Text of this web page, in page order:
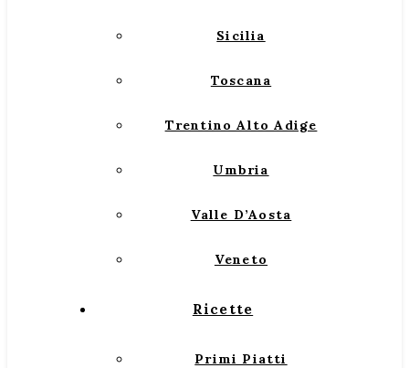
Sicilia
Toscana
Trentino Alto Adige
Umbria
Valle D’Aosta
Veneto
Ricette
Primi Piatti